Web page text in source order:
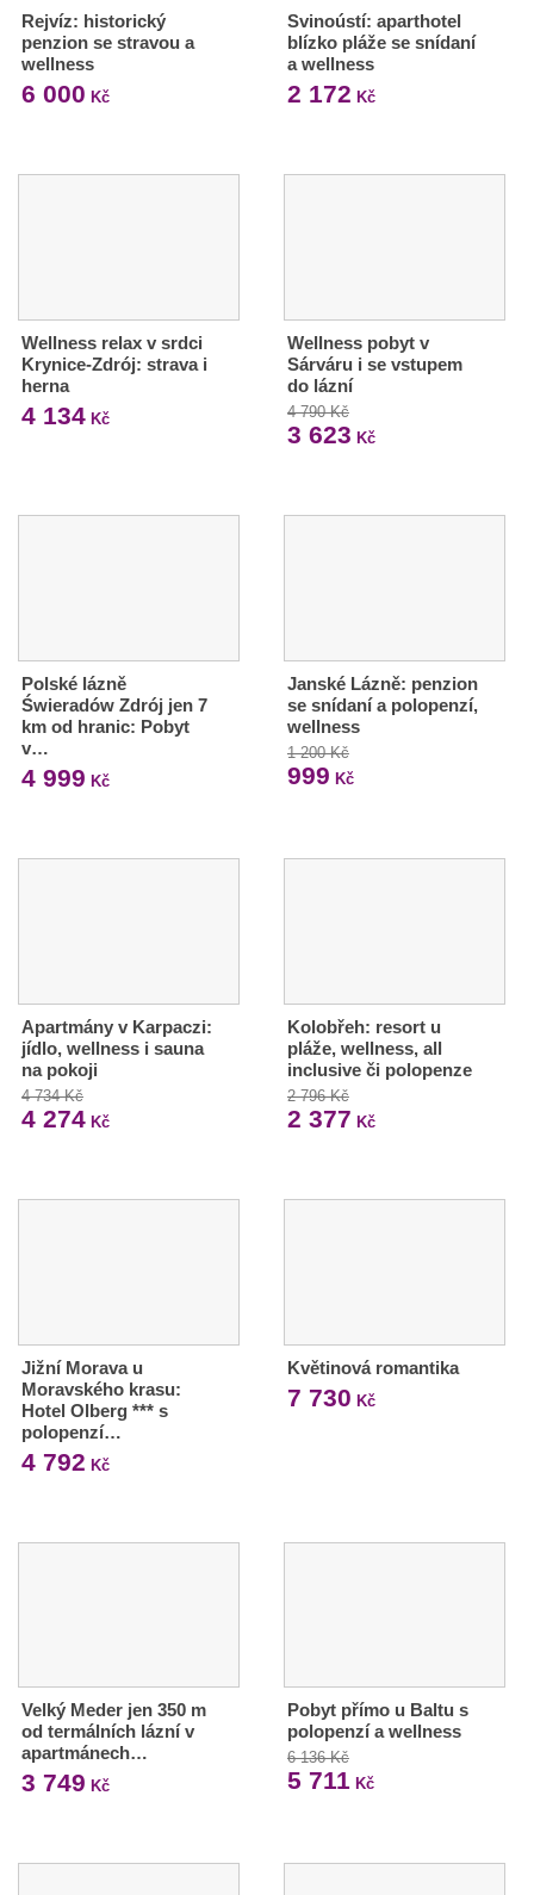
Rejvíz: historický
penzion se stravou a
wellness
6 000 Kč
Svinoústí: aparthotel
blízko pláže se snídaní
a wellness
2 172 Kč
Wellness relax v srdci
Krynice-Zdrój: strava i
herna
4 134 Kč
Wellness pobyt v
Sárváru i se vstupem
do lázní
4 790 Kč
3 623 Kč
Polské lázně
Świeradów Zdrój jen 7
km od hranic: Pobyt
v…
4 999 Kč
Janské Lázně: penzion
se snídaní a polopenzí,
wellness
1 200 Kč
999 Kč
Apartmány v Karpaczi:
jídlo, wellness i sauna
na pokoji
4 734 Kč
4 274 Kč
Kolobřeh: resort u
pláže, wellness, all
inclusive či polopenze
2 796 Kč
2 377 Kč
Jižní Morava u
Moravského krasu:
Hotel Olberg *** s
polopenzí…
4 792 Kč
Květinová romantika
7 730 Kč
Velký Meder jen 350 m
od termálních lázní v
apartmánech…
3 749 Kč
Pobyt přímo u Baltu s
polopenzí a wellness
6 136 Kč
5 711 Kč